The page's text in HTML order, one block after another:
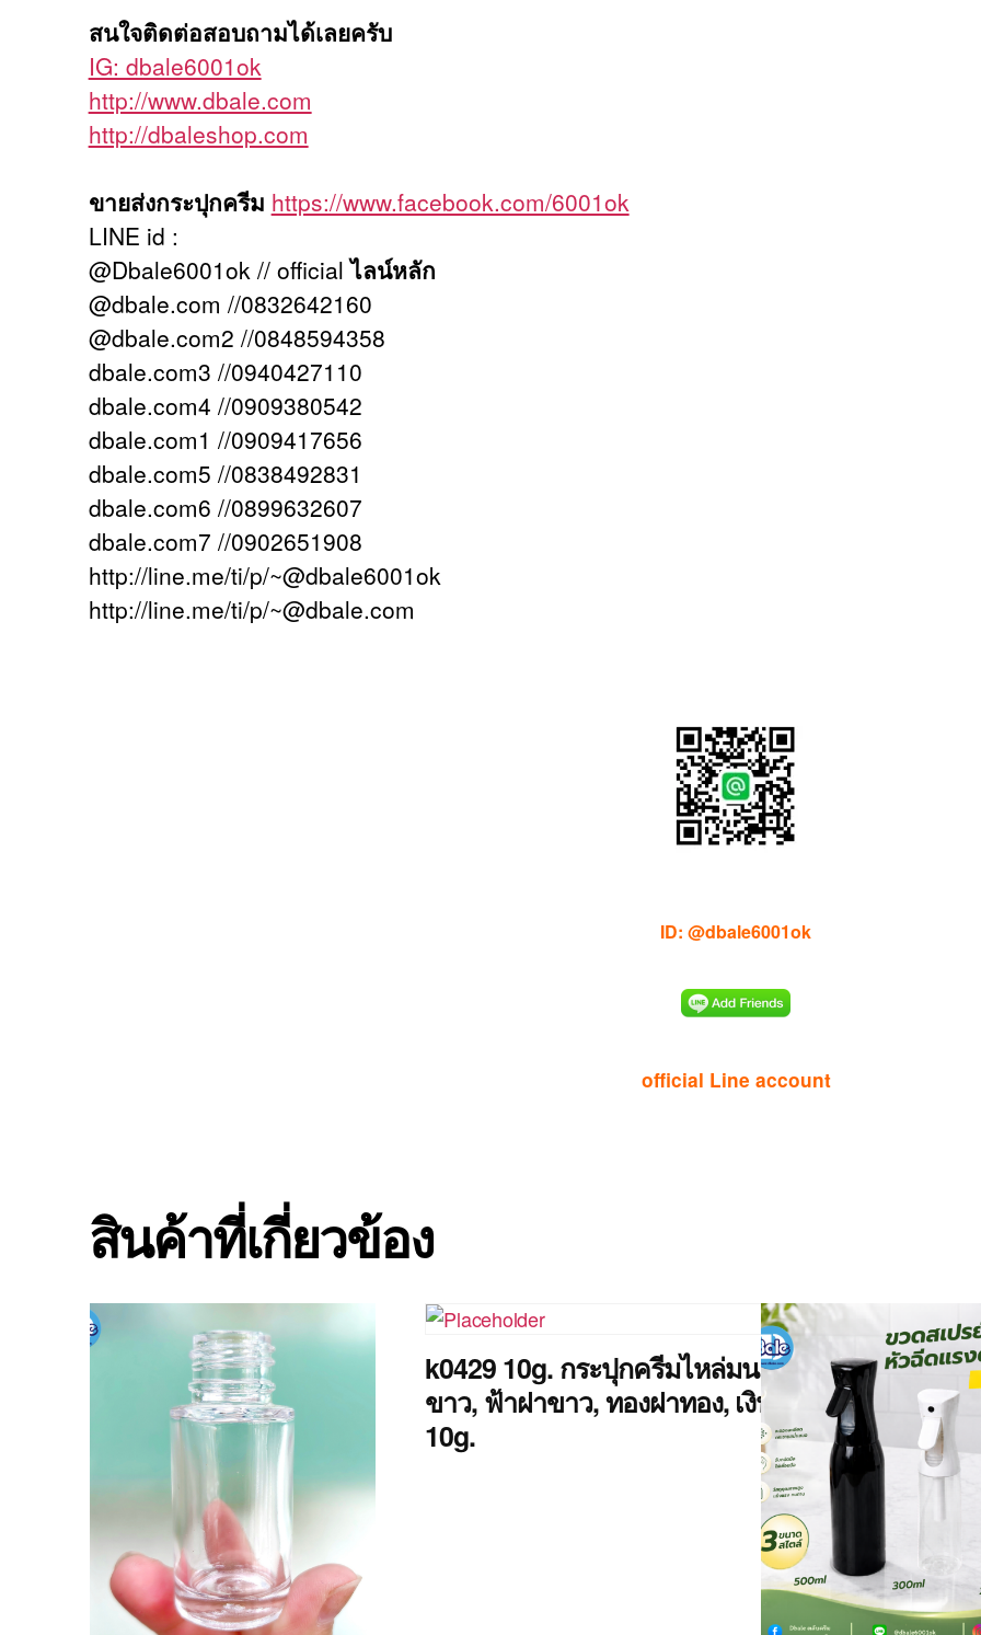
สนใจติดต่อสอบถามได้เลยครับ
IG: dbale6001ok
http://www.dbale.com
http://dbaleshop.com
ขายส่งกระปุกครีม https://www.facebook.com/6001ok
LINE id :
@Dbale6001ok // officialไลน์หลัก
@dbale.com //0832642160
@dbale.com2 //0848594358
dbale.com3 //0940427110
dbale.com4 //0909380542
dbale.com1 //0909417656
dbale.com5 //0838492831
dbale.com6 //0899632607
dbale.com7 //0902651908
http://line.me/ti/p/~@dbale6001ok
http://line.me/ti/p/~@dbale.com
ID: @dbale6001ok
official Line account
สินค้าที่เกี่ยวข้อง
k0429 10g. กระปุกครีมไหล่มน สีชมพูฝา
ขาว, ฟ้าฝาขาว, ทองฝาทอง, เงินฝาเงิน
10g.